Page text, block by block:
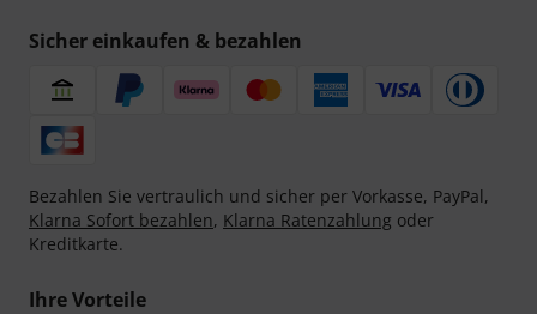
Sicher einkaufen & bezahlen
Bezahlen Sie vertraulich und sicher per Vorkasse, PayPal,
Klarna Sofort bezahlen, Klarna Ratenzahlung oder
Kreditkarte.
Ihre Vorteile